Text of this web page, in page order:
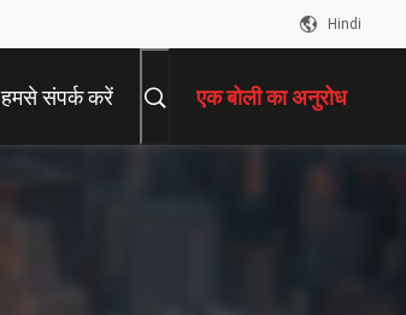
Hindi
हमसे संपर्क करें एक बोली का अनुरोध